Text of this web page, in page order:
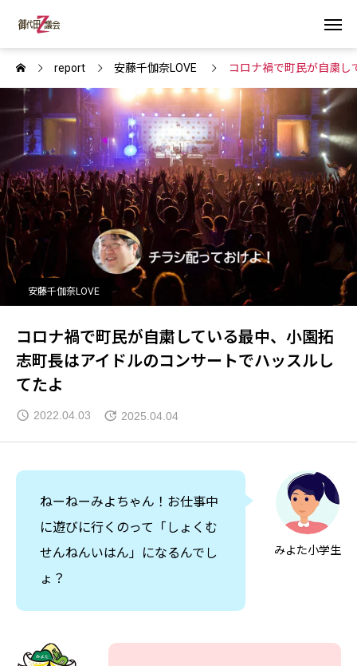
report 安藤千伽奈LOVE コロナ禍で町民が自粛し
安藤千伽奈LOVE
コロナ禍で町民が自粛している最中、小園拓
志町長はアイドルのコンサートでハッスルし
てたよ
2022.04.03 2025.04.04
みよた小学生
ねーねーみよちゃん！お仕事中
に遊びに行くのって「しょくむ
せんねんいはん」になるんでし
ょ？